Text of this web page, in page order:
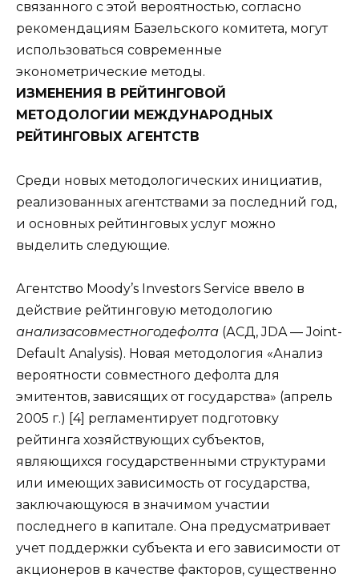
связанного с этой вероятностью, согласно
рекомендациям Базельского комитета, могут
использоваться современные
эконометрические методы.
ИЗМЕНЕНИЯ В РЕЙТИНГОВОЙ
МЕТОДОЛОГИИ МЕЖДУНАРОДНЫХ
РЕЙТИНГОВЫХ АГЕНТСТВ
Среди новых методологических инициатив,
реализованных агентствами за последний год,
и основных рейтинговых услуг можно
выделить следующие.
Агентство Moody’s Investors Service ввело в
действие рейтинговую методологию
анализасовместногодефолта (АСД, JDA — Joint-
Default Analysis). Новая методология «Анализ
вероятности совместного дефолта для
эмитентов, зависящих от государства» (апрель
2005 г.) [4] регламентирует подготовку
рейтинга хозяйствующих субъектов,
являющихся государственными структурами
или имеющих зависимость от государства,
заключающуюся в значимом участии
последнего в капитале. Она предусматривает
учет поддержки субъекта и его зависимости от
акционеров в качестве факторов, существенно